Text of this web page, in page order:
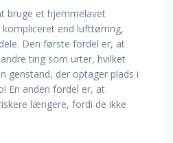
bruge et hjemmelavet
end lufttørring,
Den første fordel er, at
ting som urter, hvilket
genstand, der optager plads i
En anden fordel er, at
længere, fordi de ikke